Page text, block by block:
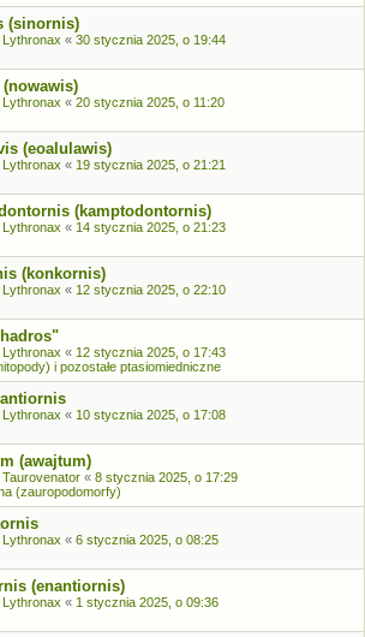
(sinornis)
Lythronax « 30 stycznia 2025, o 19:44
Lythronax « 20 stycznia 2025, o 11:20
(eoalulawis)
Lythronax « 19 stycznia 2025, o 21:21
(kamptodontornis)
Lythronax « 14 stycznia 2025, o 21:23
(konkornis)
Lythronax « 12 stycznia 2025, o 22:10
Lythronax « 12 stycznia 2025, o 17:43
i pozostałe ptasiomiedniczne
Lythronax « 10 stycznia 2025, o 17:08
(awajtum)
Taurovenator « 8 stycznia 2025, o 17:29
(zauropodomorfy)
Lythronax « 6 stycznia 2025, o 08:25
(enantiornis)
Lythronax « 1 stycznia 2025, o 09:36